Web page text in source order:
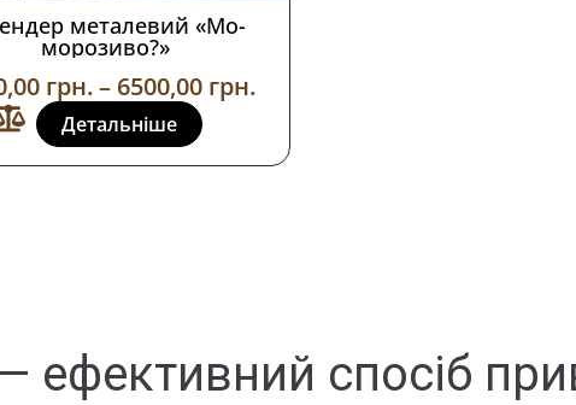
металевий «Мо-
морозиво?»
грн.– 6500,00 грн.
Детальніше
ефективний спосіб